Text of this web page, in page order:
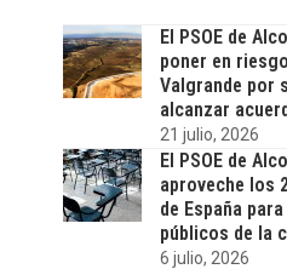
El PSOE de
poner en
Valgrande por
alcanzar
21 julio, 2026
El PSOE de
aproveche los
de España
públicos de la
6 julio, 2026